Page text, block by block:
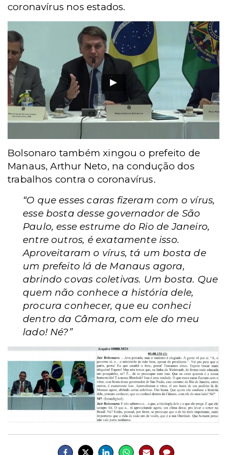
coronavírus nos estados.
Bolsonaro também xingou o prefeito de
Manaus, Arthur Neto, na condução dos
trabalhos contra o coronavírus.
“O que esses caras fizeram com o vírus,
esse bosta desse governador de São
Paulo, esse estrume do Rio de Janeiro,
entre outros, é exatamente isso.
Aproveitaram o vírus, tá um bosta de
um prefeito lá de Manaus agora,
abrindo covas coletivas. Um bosta. Que
quem não conhece a história dele,
procura conhecer, que eu conheci
dentro da Câmara, com ele do meu
lado! Né?”